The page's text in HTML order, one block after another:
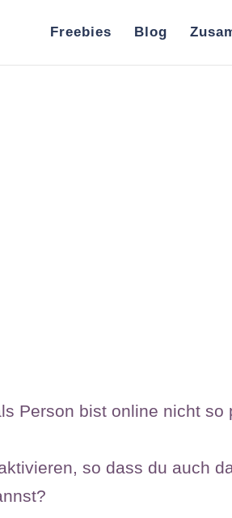
Freebies Blog
Person bist online nicht so
so dass du auch